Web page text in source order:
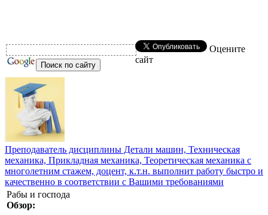
Оцените
сайт
Преподаватель дисциплины Детали машин, Техническая
механика, Прикладная механика, Теоретическая механика с
многолетним стажем, доцент, к.т.н. выполнит работу быстро и
качественно в соответствии с Вашими требованиями
Рабы и господа
Обзор: